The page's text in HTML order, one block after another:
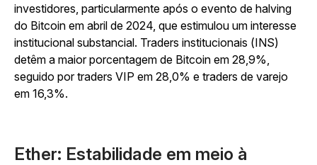
investidores, particularmente após o evento de halving
do Bitcoin em abril de 2024, que estimulou um interesse
institucional substancial. Traders institucionais (INS)
detêm a maior porcentagem de Bitcoin em 28,9%,
seguido por traders VIP em 28,0% e traders de varejo
em 16,3%.
Ether: Estabilidade em meio à